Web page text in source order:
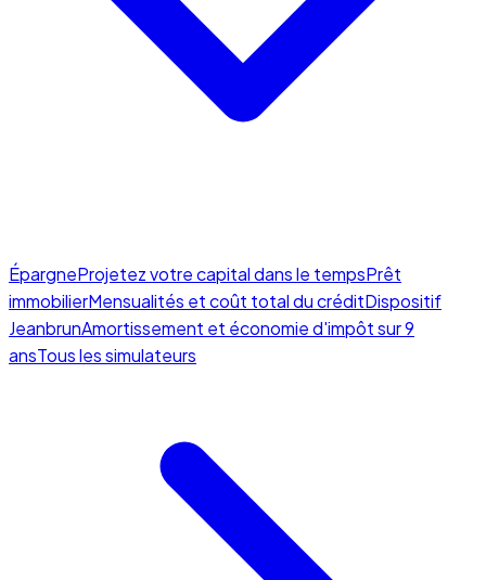
ÉpargneProjetez votre capital dans le tempsPrêt
immobilierMensualités et coût total du créditDispositif
JeanbrunAmortissement et économie d'impôt sur 9
ansTous les simulateurs